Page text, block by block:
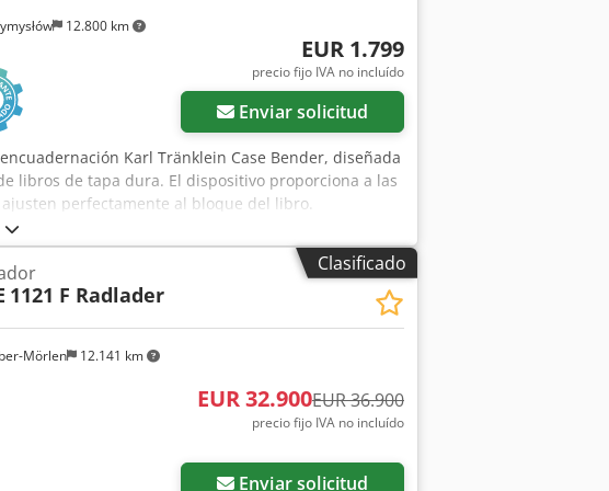
12.800 km
EUR 1.799
precio fijo IVA no incluído
Enviar solicitud
Karl Tränklein Case Bender, diseñada
libros de tapa dura. El dispositivo proporciona a las
perfectamente al bloque del libro.
rodillos ajustables que permiten adaptarse a
de hierro fundido garantiza una alta precisión y
Tipo: Case Bender / máquina para dar forma
la presión de los rodillos Estructura estable de hierro
usada Aplicaciones: producción de libros de
artes gráficas, producción de álbumes, catálogos y
Clasificado
Mörlen 12.141 km
1121 F Radlader
EUR 32.900EUR 36.900
precio fijo IVA no incluído
Enviar solicitud